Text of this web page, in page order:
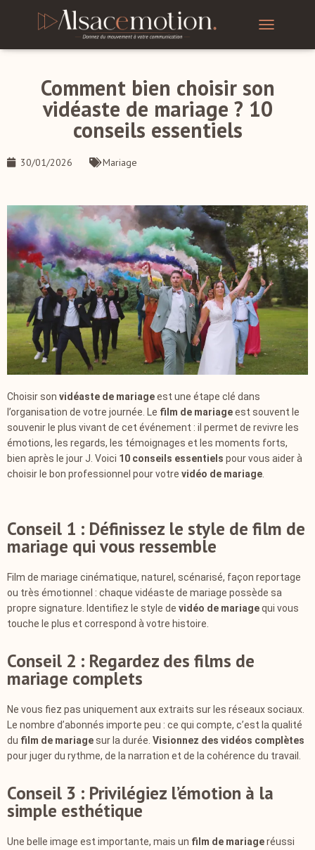
O
L
E
N
I
O
N
Comment bien choisir son
vidéaste de mariage ? 10
conseils essentiels
30/01/2026 Mariage
Choisir son vidéaste de mariageest une étape clé dans
l’organisation de votre journée. Le film de mariageest souvent le
souvenir le plus vivant de cet événement : il permet de revivre les
émotions, les regards, les témoignages et les moments forts,
bien après le jour J. Voici 10 conseils essentiels pour vous aider à
choisir le bon professionnel pour votre vidéo de mariage
Conseil 1 : Définissez le style de film de
mariage qui vous ressemble
Film de mariage cinématique, naturel, scénarisé, façon reportage
ou très émotionnel : chaque vidéaste de mariage possède sa
propre signature. Identifiez le style de vidéo de mariagequi vous
touche le plus et correspond à votre histoire.
Conseil 2 : Regardez des films de
mariage complets
Ne vous fiez pas uniquement aux extraits sur les réseaux sociaux.
Le nombre d’abonnés importe peu : ce qui compte, c’est la qualité
du film de mariagesur la durée. Visionnez des vidéos complètes
pour juger du rythme, de la narration et de la cohérence du travail.
Conseil 3 : Privilégiez l’émotion à la
simple esthétique
Une belle image est importante, mais un film de mariageréussi